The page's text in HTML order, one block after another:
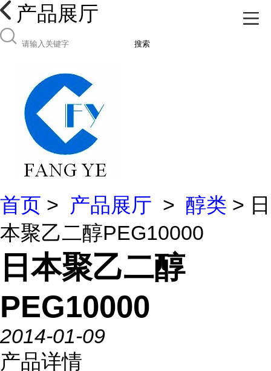
产品展厅
搜索
首页 > 产品展厅 > 醇类 > 日
本聚乙二醇PEG10000
日本聚乙二醇
PEG10000
2014-01-09
产品详情